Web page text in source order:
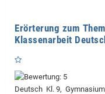
Erörterung zum
Klassenarbeit
Deutsch Kl. 9,